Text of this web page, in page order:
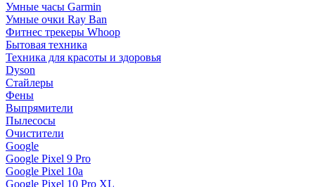
Умные часы Garmin
Умные очки Ray Ban
Фитнес трекеры Whoop
Бытовая техника
Техника для красоты и здоровья
Dyson
Стайлеры
Фены
Выпрямители
Пылесосы
Очистители
Google
Google Pixel 9 Pro
Google Pixel 10a
Google Pixel 10 Pro XL